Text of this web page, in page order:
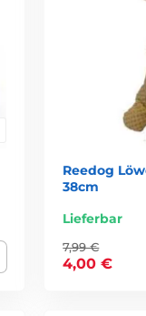
Reedog
38cm
Lieferbar
7,99 €
4,00 €